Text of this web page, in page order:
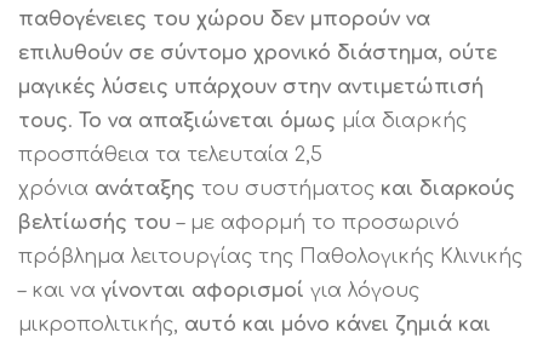
παθογένειες του χώρου δεν μπορούν να
επιλυθούν σε σύντομο χρονικό διάστημα, ούτε
μαγικές λύσεις υπάρχουν στην αντιμετώπισή
τους. Το να απαξιώνεται όμως μία διαρκής
προσπάθεια τα τελευταία 2,5
χρόνια ανάταξης του συστήματος και διαρκούς
βελτίωσής του – με αφορμή το προσωρινό
πρόβλημα λειτουργίας της Παθολογικής Κλινικής
– και να γίνονται αφορισμοί για λόγους
μικροπολιτικής, αυτό και μόνο κάνει ζημιά και